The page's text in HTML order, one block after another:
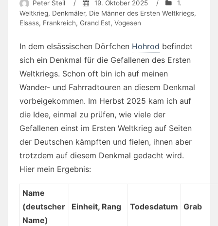
Peter Steil / 19. Oktober 2025 /
1.
Weltkrieg, Denkmäler, Die Männer des Ersten Weltkriegs,
Elsass, Frankreich, Grand Est, Vogesen
In dem elsässischen Dörfchen Hohrod befindet
sich ein Denkmal für die Gefallenen des Ersten
Weltkriegs. Schon oft bin ich auf meinen
Wander- und Fahrradtouren an diesem Denkmal
vorbeigekommen. Im Herbst 2025 kam ich auf
die Idee, einmal zu prüfen, wie viele der
Gefallenen einst im Ersten Weltkrieg auf Seiten
der Deutschen kämpften und fielen, ihnen aber
trotzdem auf diesem Denkmal gedacht wird.
Hier mein Ergebnis:
Name
(deutscher
Name)
Einheit, Rang Todesdatum Grab